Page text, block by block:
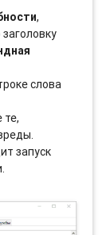
,
слова
те,
запуск